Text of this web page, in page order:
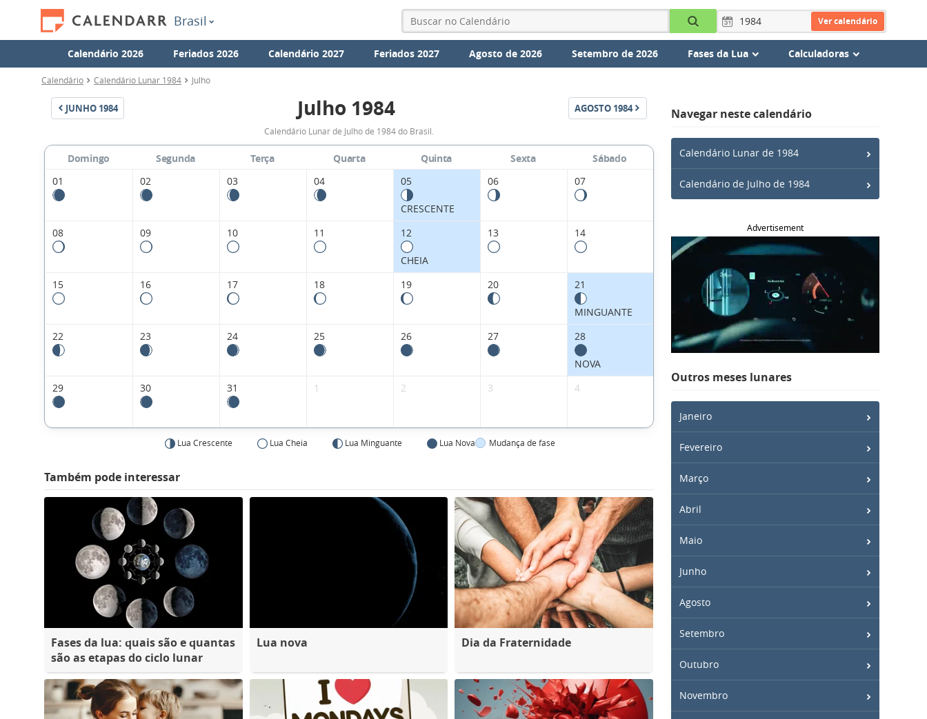
Brasil Ver calendário
Calendário 2026 Feriados 2026 Calendário 2027 Feriados 2027 Agosto de 2026 Setembro de 2026 Fases da Lua Calculadoras
Calendário Calendário Lunar 1984 Julho
JUNHO 1984
Fases
da
Lua
Julho
Julho 1984 AGOSTO 1984
Calendário Lunar de Julho de 1984 do Brasil.
Domingo Segunda Terça Quarta Quinta Sexta
Sábado
01
02 03 04 05
CRESCENTE
06 07
08 09 10 11 12
CHEIA
13 14
15 16 17 18 19 20 21
MINGUANTE
22
23 24 25 26 27 28
NOVA
29
30 31 1 2 3 4
Lua Crescente Lua Cheia Lua Minguante Lua Nova Mudança de fase
Também pode interessar
Fases da lua: quais são e quantas
são as etapas do ciclo lunar
Lua nova Dia da Fraternidade
Navegar neste calendário
Calendário Lunar de 1984
Calendário de Julho de 1984
Advertisement
Outros meses lunares
Janeiro
Fevereiro
Março
Abril
Maio
Junho
Agosto
Setembro
Outubro
Novembro